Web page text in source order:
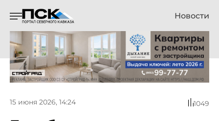
Новости
15 июня 2026, 14:24 1049